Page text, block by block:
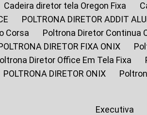
Cadeira diretor tela Oregon Fixa
POLTRONA DIRETOR ADDIT
Corsa
Poltrona Diretor Continua
POLTRONA DIRETOR FIXA ONIX
Poltrona Diretor Office Em Tela Fixa
POLTRONA DIRETOR ONIX
Executiva